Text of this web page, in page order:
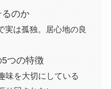
のか
実は孤独。居心地の良
つの特徴
味を大切にしている